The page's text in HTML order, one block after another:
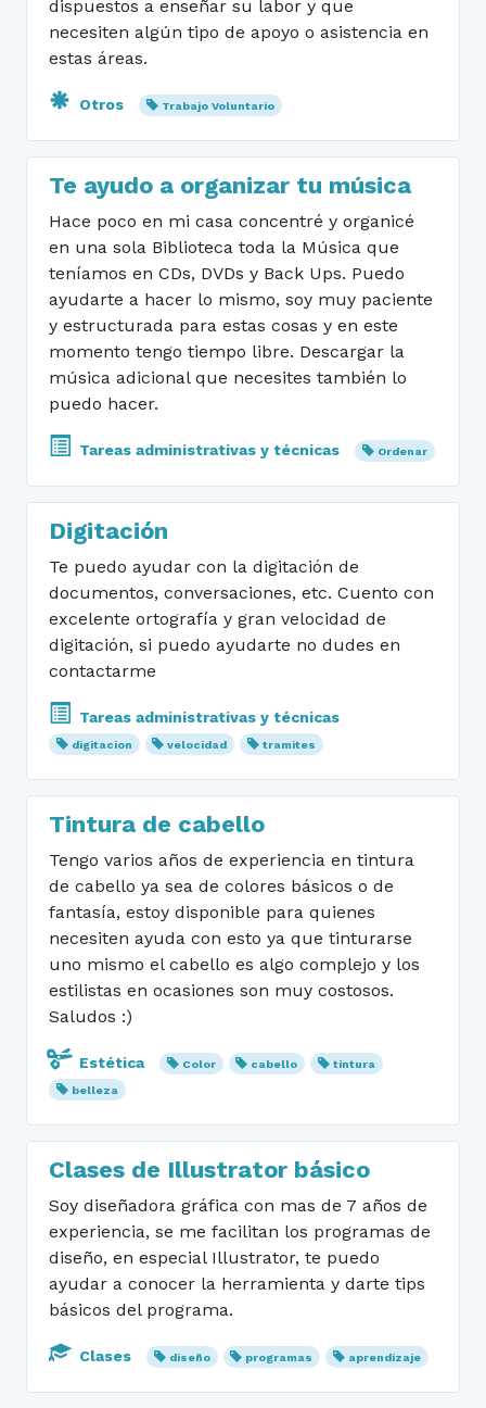
dispuestos a enseñar su labor y que
necesiten algún tipo de apoyo o asistencia en
estas áreas.
Otros Trabajo Voluntario
Te ayudo a organizar tu música
Hace poco en mi casa concentré y organicé
en una sola Biblioteca toda la Música que
teníamos en CDs, DVDs y Back Ups. Puedo
ayudarte a hacer lo mismo, soy muy paciente
y estructurada para estas cosas y en este
momento tengo tiempo libre. Descargar la
música adicional que necesites también lo
puedo hacer.
Tareas administrativas y técnicas Ordenar
Digitación
Te puedo ayudar con la digitación de
documentos, conversaciones, etc. Cuento con
excelente ortografía y gran velocidad de
digitación, si puedo ayudarte no dudes en
contactarme
Tareas administrativas y técnicas
digitacion velocidad tramites
Tintura de cabello
Tengo varios años de experiencia en tintura
de cabello ya sea de colores básicos o de
fantasía, estoy disponible para quienes
necesiten ayuda con esto ya que tinturarse
uno mismo el cabello es algo complejo y los
estilistas en ocasiones son muy costosos.
Saludos :)
Estética Color cabello
tintura
belleza
Clases de Illustrator básico
Soy diseñadora gráfica con mas de 7 años de
experiencia, se me facilitan los programas de
diseño, en especial Illustrator, te puedo
ayudar a conocer la herramienta y darte tips
básicos del programa.
Clases diseño programas aprendizaje